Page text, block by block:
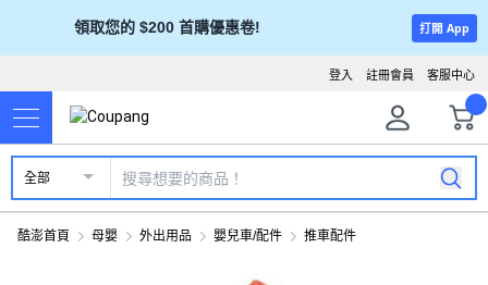
領取您的 $200 首購優惠卷! 打開 App
客服中心
註冊會員
登入
全部
酷澎首頁 母嬰 外出用品 嬰兒車/配件 推車配件